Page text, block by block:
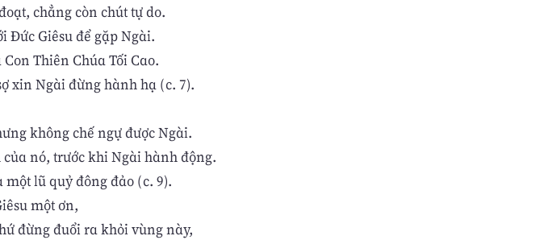
chẳng còn chút tự do.
Đức Giêsu để gặp Ngài.
Thiên Chúa Tối Cao.
xin Ngài đừng hành hạ (c. 7).
không chế ngự được Ngài.
nó, trước khi Ngài hành động.
lũ quỷ đông đảo (c. 9).
một ơn,
đừng đuổi ra khỏi vùng này,